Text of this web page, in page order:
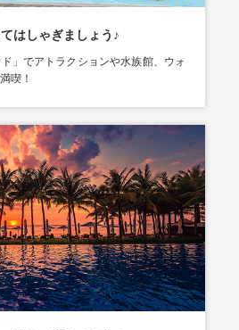
はしゃぎましょう♪
ド」でアトラクションや水族館、ウォ
喫！